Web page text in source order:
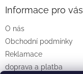
Informace pro vás
O nás
Obchodní podmínky
Reklamace
doprava a platba